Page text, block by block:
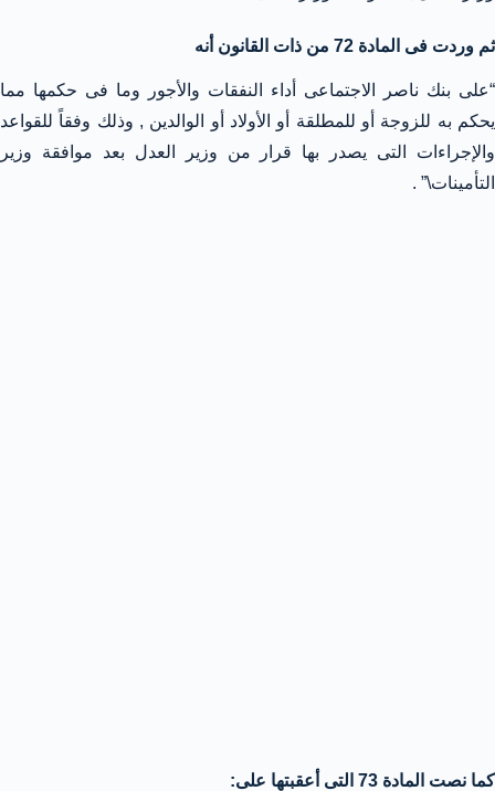
ثم وردت فى المادة 72 من ذات القانون أنه
“على بنك ناصر الاجتماعى أداء النفقات والأجور وما فى حكمها مما
يحكم به للزوجة أو للمطلقة أو الأولاد أو الوالدين , وذلك وفقاً للقواعد
والإجراءات التى يصدر بها قرار من وزير العدل بعد موافقة وزير
التأمينات\” .
كما نصت المادة 73 التى أعقبتها على: